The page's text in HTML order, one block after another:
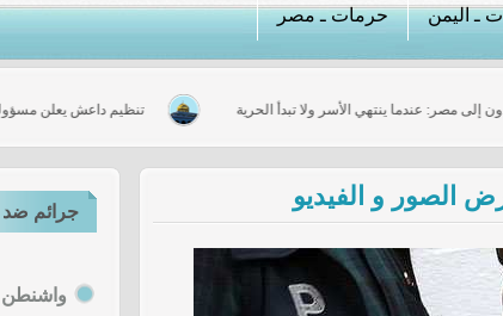
ـ اليمن حرمات ـ مصر
إلى مصر: عندما ينتهي الأسر ولا تبدأ الحرية تنظيم داعش يعلن
جرائم ضد
الصور و الفيديو